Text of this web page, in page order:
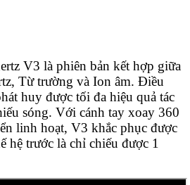
V3 là phiên bản kết hợp giữa
Từ trường và Ion âm. Điều
huy được tối đa hiệu quả tác
sóng. Với cánh tay xoay 360
linh hoạt, V3 khắc phục được
hệ trước là chỉ chiếu được 1